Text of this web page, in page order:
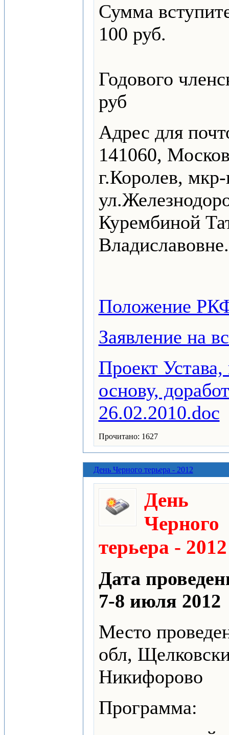
Сумма
100 руб.
Годового
руб
Адрес для
141060,
г.Королев,
Курембиной
Положение
Заявление на
Проект
основу,
26.02.2010.doc
Прочитано: 1627
День Черного терьера - 2012
День
Черного
терьера - 2012
Дата
7-8 июля 2012
Место
обл,
Никифорово
Программа: